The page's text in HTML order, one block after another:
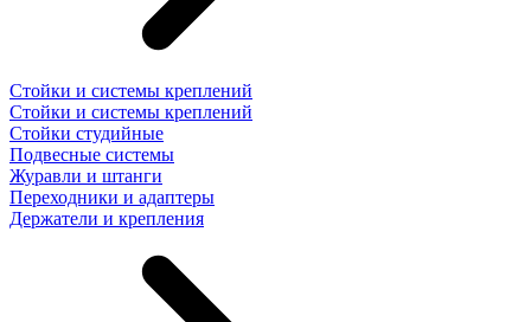
Стойки и системы креплений
Стойки и системы креплений
Стойки студийные
Подвесные системы
Журавли и штанги
Переходники и адаптеры
Держатели и крепления